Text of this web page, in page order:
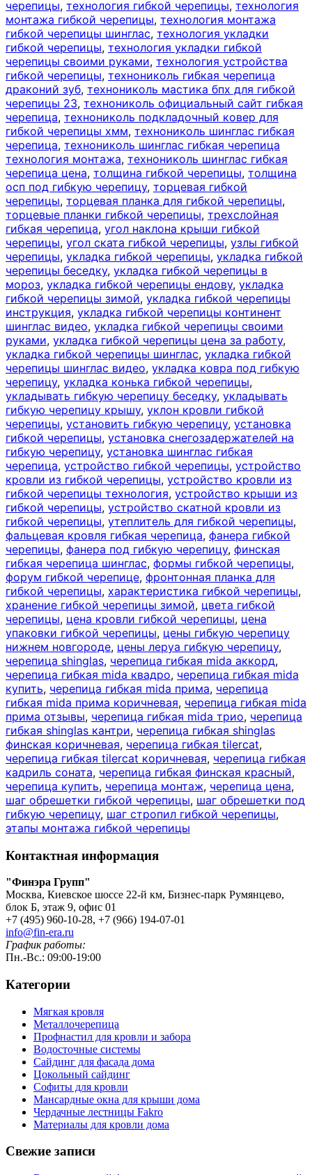
черепицы, технология гибкой черепицы, технология
монтажа гибкой черепицы, технология монтажа
гибкой черепицы шинглас, технология укладки
гибкой черепицы, технология укладки гибкой
черепицы своими руками, технология устройства
гибкой черепицы, технониколь гибкая черепица
драконий зуб, технониколь мастика бпх для гибкой
черепицы 23, технониколь официальный сайт гибкая
черепица, технониколь подкладочный ковер для
гибкой черепицы хмм, технониколь шинглас гибкая
черепица, технониколь шинглас гибкая черепица
технология монтажа, технониколь шинглас гибкая
черепица цена, толщина гибкой черепицы, толщина
осп под гибкую черепицу, торцевая гибкой
черепицы, торцевая планка для гибкой черепицы,
торцевые планки гибкой черепицы, трехслойная
гибкая черепица, угол наклона крыши гибкой
черепицы, угол ската гибкой черепицы, узлы гибкой
черепицы, укладка гибкой черепицы, укладка гибкой
черепицы беседку, укладка гибкой черепицы в
мороз, укладка гибкой черепицы ендову, укладка
гибкой черепицы зимой, укладка гибкой черепицы
инструкция, укладка гибкой черепицы континент
шинглас видео, укладка гибкой черепицы своими
руками, укладка гибкой черепицы цена за работу,
укладка гибкой черепицы шинглас, укладка гибкой
черепицы шинглас видео, укладка ковра под гибкую
черепицу, укладка конька гибкой черепицы,
укладывать гибкую черепицу беседку, укладывать
гибкую черепицу крышу, уклон кровли гибкой
черепицы, установить гибкую черепицу, установка
гибкой черепицы, установка снегозадержателей на
гибкую черепицу, установка шинглас гибкая
черепица, устройство гибкой черепицы, устройство
кровли из гибкой черепицы, устройство кровли из
гибкой черепицы технология, устройство крыши из
гибкой черепицы, устройство скатной кровли из
гибкой черепицы, утеплитель для гибкой черепицы,
фальцевая кровля гибкая черепица, фанера гибкой
черепицы, фанера под гибкую черепицу, финская
гибкая черепица шинглас, формы гибкой черепицы,
форум гибкой черепице, фронтонная планка для
гибкой черепицы, характеристика гибкой черепицы,
хранение гибкой черепицы зимой, цвета гибкой
черепицы, цена кровли гибкой черепицы, цена
упаковки гибкой черепицы, цены гибкую черепицу
нижнем новгороде, цены леруа гибкую черепицу,
черепица shinglas, черепица гибкая mida аккорд,
черепица гибкая mida квадро, черепица гибкая mida
купить, черепица гибкая mida прима, черепица
гибкая mida прима коричневая, черепица гибкая mida
прима отзывы, черепица гибкая mida трио, черепица
гибкая shinglas кантри, черепица гибкая shinglas
финская коричневая, черепица гибкая tilercat,
черепица гибкая tilercat коричневая, черепица гибкая
кадриль соната, черепица гибкая финская красный,
черепица купить, черепица монтаж, черепица цена,
шаг обрешетки гибкой черепицы, шаг обрешетки под
гибкую черепицу, шаг стропил гибкой черепицы,
этапы монтажа гибкой черепицы
Контактная информация
"Финэра Групп"
Москва, Киевское шоссе 22-й км, Бизнес-парк Румянцево,
блок Б, этаж 9, офис 01
+7 (495) 960-10-28, +7 (966) 194-07-01
info@fin-era.ru
График работы:
Пн.-Вс.: 09:00-19:00
Категории
Мягкая кровля
Металлочерепица
Профнастил для кровли и забора
Водосточные системы
Сайдинг для фасада дома
Цокольный сайдинг
Софиты для кровли
Мансардные окна для крыши дома
Чердачные лестницы Fakro
Материалы для кровли дома
Свежие записи